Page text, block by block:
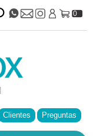
0
Clientes Preguntas